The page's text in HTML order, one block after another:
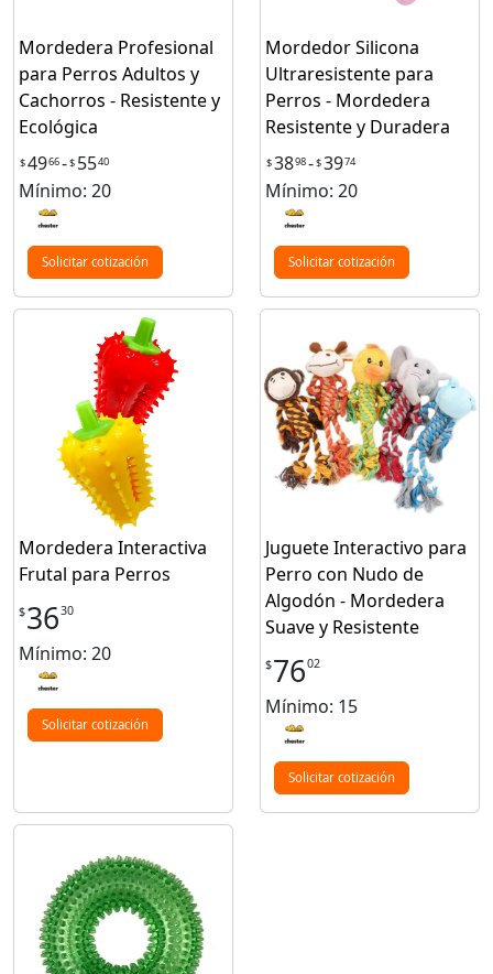
Mordedera Profesional
para Perros Adultos y
Cachorros - Resistente y
Ecológica
$4966-$ 5540
Mínimo: 20
Solicitar cotización
Mordedor Silicona
Ultraresistente para
Perros - Mordedera
Resistente y Duradera
$3898-$3974
Mínimo: 20
Solicitar cotización
Mordedera Interactiva
Frutal para Perros
$3630
Mínimo: 20
Solicitar cotización
Juguete Interactivo para
Perro con Nudo de
Algodón - Mordedera
Suave y Resistente
$7602
Mínimo: 15
Solicitar cotización